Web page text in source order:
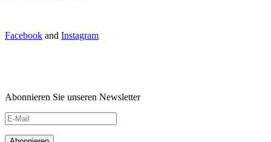
Facebook and Instagram
Abonnieren Sie unseren Newsletter